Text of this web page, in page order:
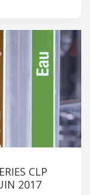
CLP
2017